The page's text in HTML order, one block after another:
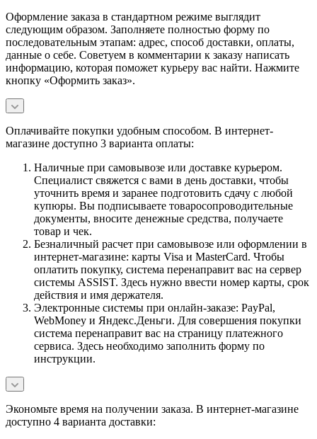
Оформление заказа в стандартном режиме выглядит
следующим образом. Заполняете полностью форму по
последовательным этапам: адрес, способ доставки, оплаты,
данные о себе. Советуем в комментарии к заказу написать
информацию, которая поможет курьеру вас найти. Нажмите
кнопку «Оформить заказ».
Оплачивайте покупки удобным способом. В интернет-
магазине доступно 3 варианта оплаты:
Наличные при самовывозе или доставке курьером.
Специалист свяжется с вами в день доставки, чтобы
уточнить время и заранее подготовить сдачу с любой
купюры. Вы подписываете товаросопроводительные
документы, вносите денежные средства, получаете
товар и чек.
Безналичный расчет при самовывозе или оформлении в
интернет-магазине: карты Visa и MasterCard. Чтобы
оплатить покупку, система перенаправит вас на сервер
системы ASSIST. Здесь нужно ввести номер карты, срок
действия и имя держателя.
Электронные системы при онлайн-заказе: PayPal,
WebMoney и Яндекс.Деньги. Для совершения покупки
система перенаправит вас на страницу платежного
сервиса. Здесь необходимо заполнить форму по
инструкции.
Экономьте время на получении заказа. В интернет-магазине
доступно 4 варианта доставки: